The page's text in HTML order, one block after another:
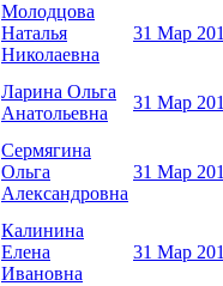
Молодцова
Наталья
Николаевна
31 Мар
Ларина Ольга
Анатольевна
31 Мар
Сермягина
Ольга
Александровна
31 Мар
Калинина
Елена
Ивановна
31 Мар